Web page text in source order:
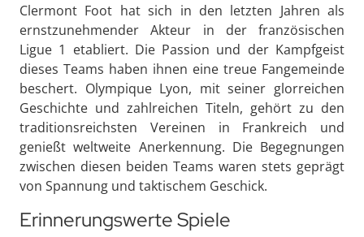
Clermont Foot hat sich in den letzten Jahren als
ernstzunehmender Akteur in der französischen
Ligue 1 etabliert. Die Passion und der Kampfgeist
dieses Teams haben ihnen eine treue Fangemeinde
beschert. Olympique Lyon, mit seiner glorreichen
Geschichte und zahlreichen Titeln, gehört zu den
traditionsreichsten Vereinen in Frankreich und
genießt weltweite Anerkennung. Die Begegnungen
zwischen diesen beiden Teams waren stets geprägt
von Spannung und taktischem Geschick.
Erinnerungswerte Spiele